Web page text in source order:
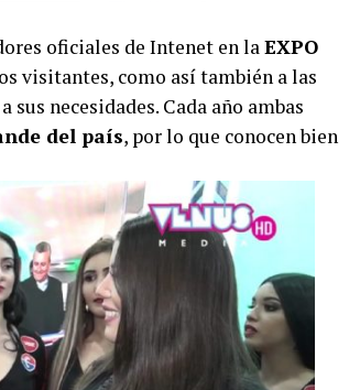
oficiales de Intenet en laEXPO
visitantes, como así también a las
necesidades. Cada año ambas
del país, por lo que conocen bien